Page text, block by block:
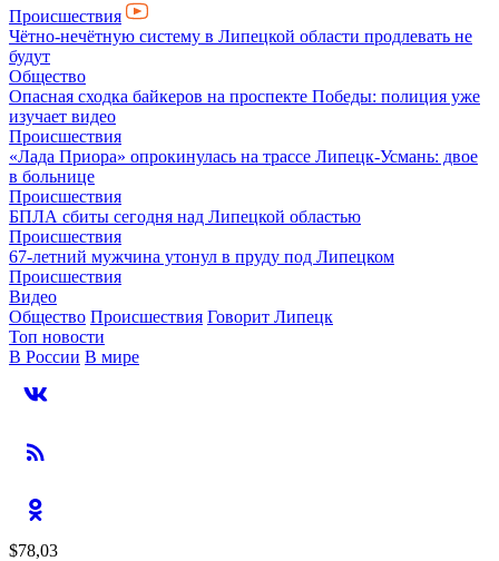
Происшествия
Чётно-нечётную систему в Липецкой области продлевать не
будут
Общество
Опасная сходка байкеров на проспекте Победы: полиция уже
изучает видео
Происшествия
«Лада Приора» опрокинулась на трассе Липецк-Усмань: двое
в больнице
Происшествия
БПЛА сбиты сегодня над Липецкой областью
Происшествия
67-летний мужчина утонул в пруду под Липецком
Происшествия
Видео
Общество Происшествия Говорит Липецк
Топ новости
В России В мире
$78,03